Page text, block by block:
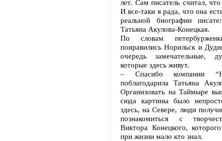
лет. Сам писатель считал,
И все-таки я рада, что она
реальной биографии
Татьяна Акулова-Конецкая.
По словам
понравились Норильск и
очередь замечательные,
которые здесь живут.
– Спасибо компании
поблагодарила Татьяна
Организовать на Таймыре
сюда картины было
здесь, на Севере, люди
познакомиться с
Виктора Конецкого,
при жизни мало кто знал.